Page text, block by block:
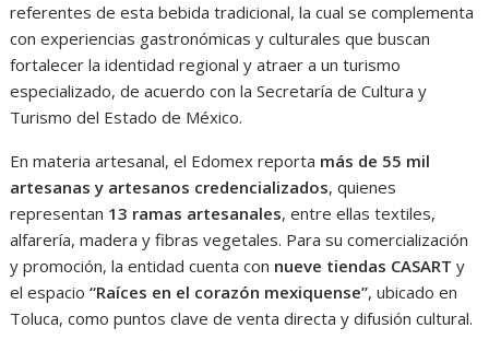
referentes de esta bebida tradicional, la cual se complementa
con experiencias gastronómicas y culturales que buscan
fortalecer la identidad regional y atraer a un turismo
especializado, de acuerdo con la Secretaría de Cultura y
Turismo del Estado de México.
En materia artesanal, el Edomex reporta más de 55 mil
artesanas y artesanos credencializados, quienes
representan 13 ramas artesanales, entre ellas textiles,
alfarería, madera y fibras vegetales. Para su comercialización
y promoción, la entidad cuenta con nueve tiendas CASART y
el espacio“Raíces en el corazón mexiquense”, ubicado en
Toluca, como puntos clave de venta directa y difusión cultural.